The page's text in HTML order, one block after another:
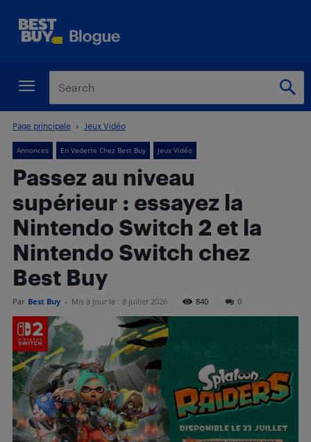
Page principale Jeux Vidéo
Annonces En Vedette Chez Best Buy Jeux Vidéo
Passez au niveau
supérieur : essayez la
Nintendo Switch 2 et la
Nintendo Switch chez
Best Buy
Par Best Buy - Mis à jour le : 8 juillet 2026 840 0